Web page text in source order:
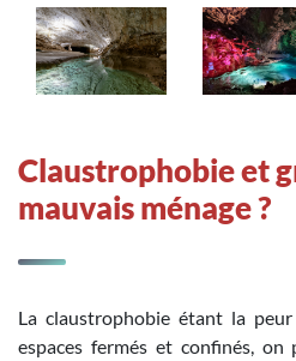
Claustrophobie et
mauvais ménage ?
La claustrophobie étant la
espaces fermés et confinés, on